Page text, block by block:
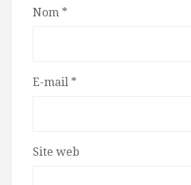
Nom *
E-mail *
Site web